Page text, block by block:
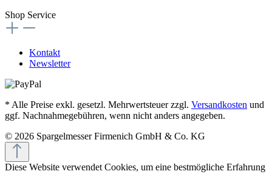
Shop Service
Kontakt
Newsletter
* Alle Preise exkl. gesetzl. Mehrwertsteuer zzgl. Versandkosten und
ggf. Nachnahmegebühren, wenn nicht anders angegeben.
© 2026 Spargelmesser Firmenich GmbH & Co. KG
Diese Website verwendet Cookies, um eine bestmögliche Erfahrung